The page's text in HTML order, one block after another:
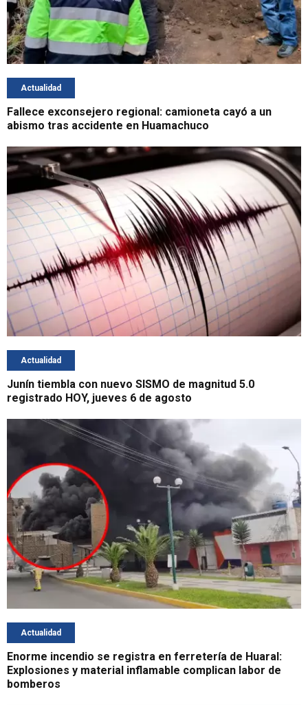
Actualidad
Fallece exconsejero regional: camioneta cayó a un
abismo tras accidente en Huamachuco
Actualidad
Junín tiembla con nuevo SISMO de magnitud 5.0
registrado HOY, jueves 6 de agosto
Actualidad
Enorme incendio se registra en ferretería de Huaral:
Explosiones y material inflamable complican labor de
bomberos